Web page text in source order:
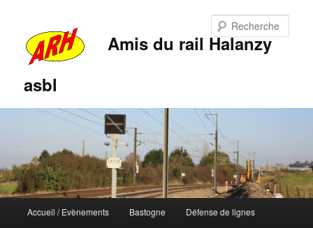
Amis du rail Halanzy
asbl
principal
Aller
Aller
Accueil / Evènements Bastogne Défense de lignes